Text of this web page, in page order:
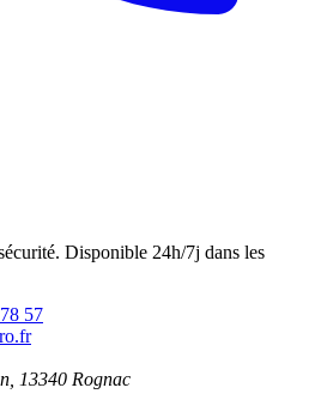
Disponible 24h/7j dans les
57
, 13340 Rognac